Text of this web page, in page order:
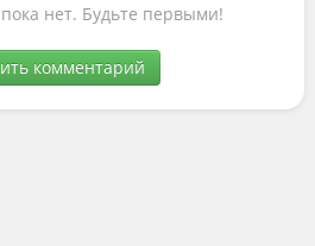
нет. Будьте первыми!
комментарий